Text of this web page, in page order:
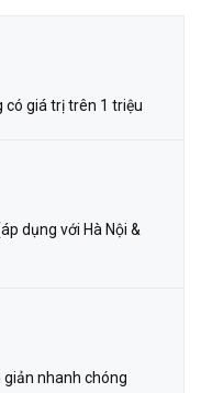
có giá trị trên 1 triệu
dụng với Hà Nội &
nhanh chóng